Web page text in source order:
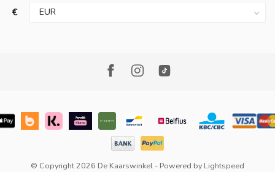
€
© Copyright 2026 De Kaarswinkel - Powered by Lightspeed